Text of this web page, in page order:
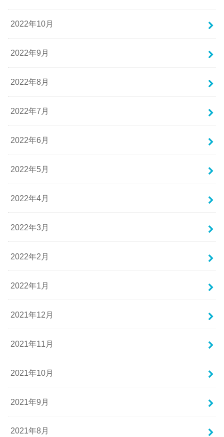
2022年10月
2022年9月
2022年8月
2022年7月
2022年6月
2022年5月
2022年4月
2022年3月
2022年2月
2022年1月
2021年12月
2021年11月
2021年10月
2021年9月
2021年8月